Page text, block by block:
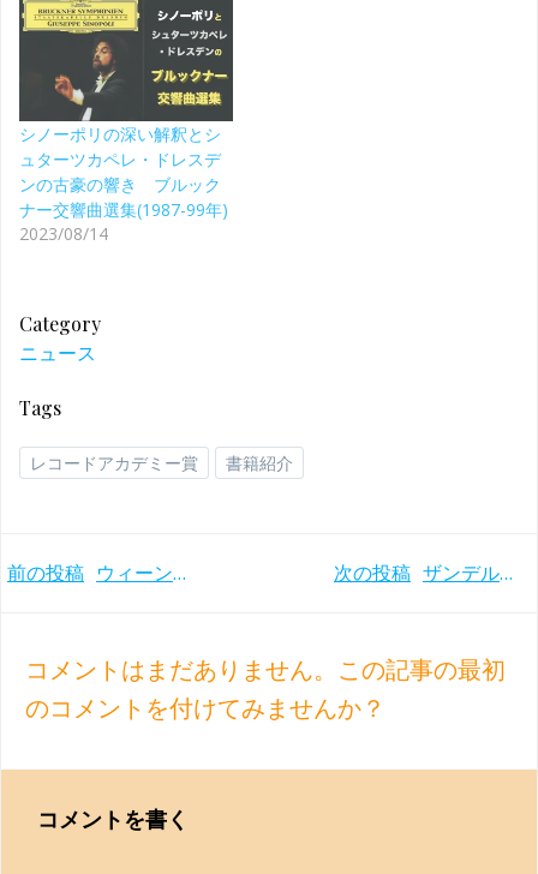
シノーポリの深い解釈とシ
ュターツカペレ・ドレスデ
ンの古豪の響き ブルック
ナー交響曲選集(1987-99年)
2023/08/14
Category
ニュース
Tags
レコードアカデミー賞 書籍紹介
Post
前の投稿 ウィーンフィル初の一人の指揮者によるブルックナー交響曲全集＆ティーレマン (2019ｰ22年)
Post次の投稿 ザンデルリングのショスタコーヴィチ交響曲選集 ベルリン響(1976ｰ83年)
コメントはまだありません。この記事の最初
のコメントを付けてみませんか？
コメントを書く